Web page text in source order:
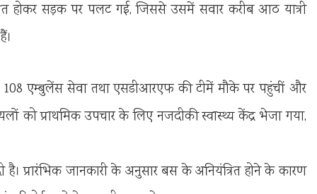
होकर सड़क पर पलट गई, जिससे उसमें सवार करीब आठ यात्री
108 एम्बुलेंस सेवा तथा एसडीआरएफ की टीमें मौके पर पहुंचीं और
को प्राथमिक उपचार के लिए नजदीकी स्वास्थ्य केंद्र भेजा गया,
प्रारंभिक जानकारी के अनुसार बस के अनियंत्रित होने के कारण